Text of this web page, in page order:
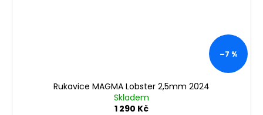
–7 %
Rukavice MAGMA Lobster 2,5mm 2024
Skladem
1 290 Kč